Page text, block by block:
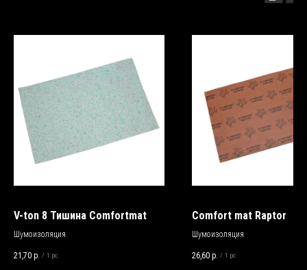
V-ton 8 Тишина Comfortmat
Шумоизоляция
21,70 р. / 1 pc
Comfort mat Raptor
Шумоизоляция
26,60 р. / 1 pc